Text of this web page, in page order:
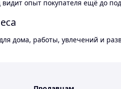
опыт покупателя ещё до
дома, работы, увлечений и